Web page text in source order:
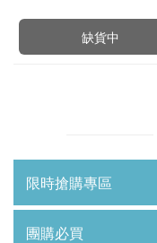
缺貨中
限時搶購專區
團購必買